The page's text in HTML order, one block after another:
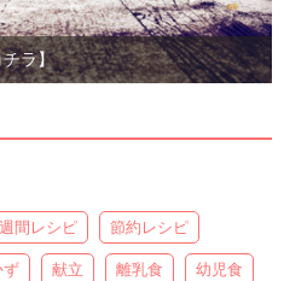
チラ】
間レシピ 節約レシピ
ず 献立 離乳食 幼児食